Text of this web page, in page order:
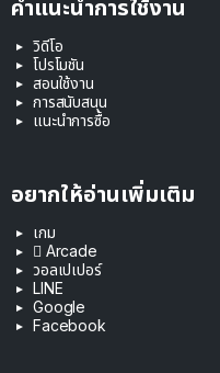
คำแนะนำการใช้งาน
วิดีโอ
โปรโมชัน
สอนใช้งาน
การสนับสนุน
แนะนำการซื้อ
อยากให้อ่านเพิ่มเติม
เกม
 Arcade
วอลเปเปอร์
LINE
Google
Facebook